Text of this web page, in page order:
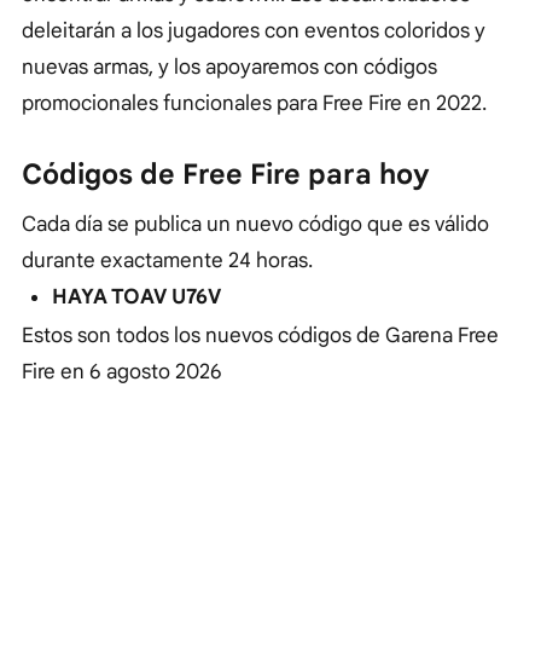
deleitarán a los jugadores con eventos coloridos y
nuevas armas, y los apoyaremos con códigos
promocionales funcionales para Free Fire en 2022.
Códigos de Free Fire para hoy
Cada día se publica un nuevo código que es válido
durante exactamente 24 horas.
HAYA TOAV U76V
Estos son todos los nuevos códigos de Garena Free
Fire en 6 agosto 2026